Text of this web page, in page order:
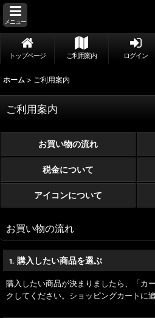
メニュー
トップページ ご利用案内 ログイン
ホーム > ご利用案内
ご利用案内
お買い物の流れ
税金について
アイコンについて
お買い物の流れ
1. 購入したい商品を選ぶ
購入したい商品が決まりましたら、「カ
クしてください。ショッピングカートに